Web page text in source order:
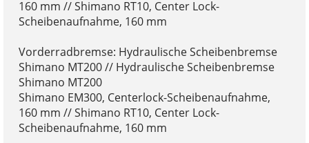
160 mm // Shimano RT10, Center Lock-
Scheibenaufnahme, 160 mm
Vorderradbremse: Hydraulische Scheibenbremse
Shimano MT200 // Hydraulische Scheibenbremse
Shimano MT200
Shimano EM300, Centerlock-Scheibenaufnahme,
160 mm // Shimano RT10, Center Lock-
Scheibenaufnahme, 160 mm